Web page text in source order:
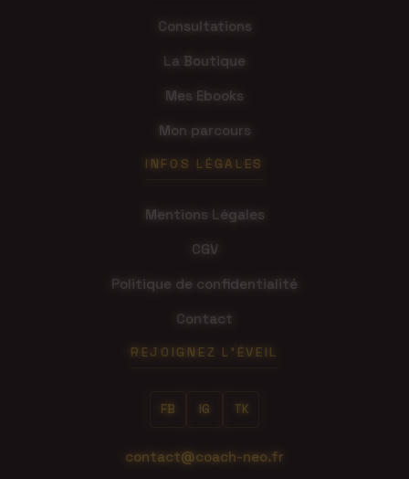
Consultations
La Boutique
Mes Ebooks
Mon parcours
INFOS LÉGALES
Mentions Légales
CGV
Politique de confidentialité
Contact
REJOIGNEZ L'ÉVEIL
FB IG TK
contact@coach-neo.fr